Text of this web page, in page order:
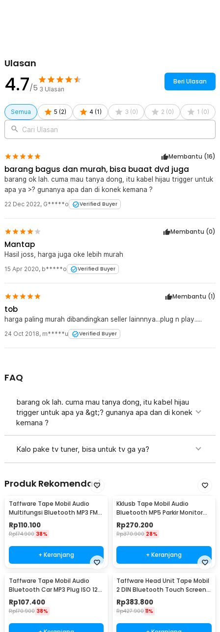
Ulasan
4.7/5 3 Ulasan
Beri Ulasan
Semua 5 (2) 4 (1 ) 3 (0) 2 (0) 1 (0)
Cari Ulasan
Membantu (16)
barang bagus dan murah, bisa buaat dvd juga
barang ok lah. cuma mau tanya dong, itu kabel hijau trigger untuk
apa ya >? gunanya apa dan di konek kemana ?
22 Dec 2022, G*****o Verified Buyer
Membantu (0)
Mantap
Hasil joss, harga juga oke lebih murah
15 Apr 2020, b*****o Verified Buyer
Membantu (1)
tob
harga paling murah dibandingkan seller lainnnya...plug n play.....
24 Oct 2018, m*****u Verified Buyer
FAQ
barang ok lah. cuma mau tanya dong, itu kabel hijau
trigger untuk apa ya &gt;? gunanya apa dan di konek
kemana ?
Kalo pake tv tuner, bisa untuk tv ga ya?
Produk Rekomendasi
Taffware Tape Mobil Audio
Multifungsi Bluetooth MP3 FM
Radio ISO 1 DIN - JSD-520
Rp110.100
Rp174.900 38%
+ Keranjang
Kklusb Tape Mobil Audio
Bluetooth MP5 Parkir Monitor
Plug ISO 4.1 Inch - 4022D
Rp270.200
Rp370.900 28%
+ Keranjang
Taffware Tape Mobil Audio
Bluetooth Car MP3 Plug ISO 12V
60W - JSD-530
Rp107.400
Rp170.900 38%
Taffware Head Unit Tape Mobil
2 DIN Bluetooth Touch Screen
ISO 7 Inch - 7010B
Rp383.800
Rp427.900 11%